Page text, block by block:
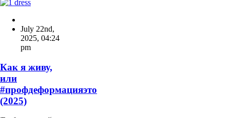
July 22nd,
2025, 04:24
pm
Как я живу,
или
#профдеформацияэто
(2025)